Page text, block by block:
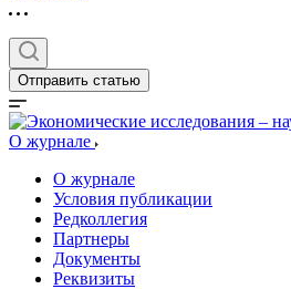
Отправить статью
О журнале
О журнале
Условия публикации
Редколлегия
Партнеры
Документы
Реквизиты